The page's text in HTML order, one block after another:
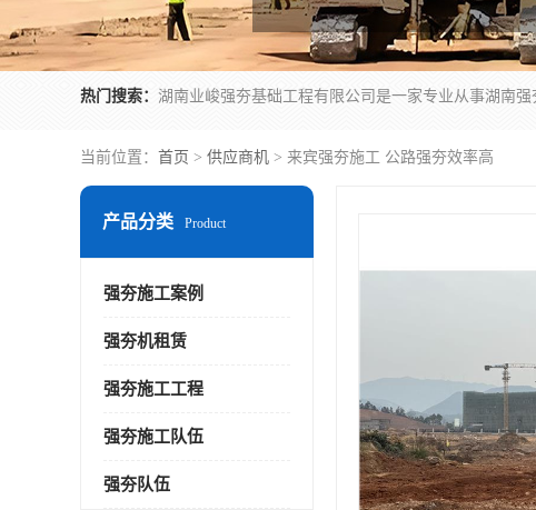
热门搜索：
当前位置： 首页 > 供应商机 > 来宾强夯施工 公路强夯效率高
产品分类 Product
强夯施工案例
强夯机租赁
强夯施工工程
强夯施工队伍
强夯队伍